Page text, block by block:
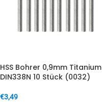
HSS Bohrer 0,9mm Titanium
DIN338N 10 Stück (0032)
€3,49